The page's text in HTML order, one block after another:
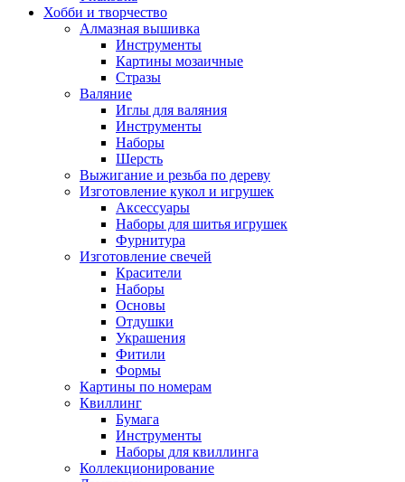
Хобби и творчество
Алмазная вышивка
Инструменты
Картины мозаичные
Стразы
Валяние
Иглы для валяния
Инструменты
Наборы
Шерсть
Выжигание и резьба по дереву
Изготовление кукол и игрушек
Аксессуары
Наборы для шитья игрушек
Фурнитура
Изготовление свечей
Красители
Наборы
Основы
Отдушки
Украшения
Фитили
Формы
Картины по номерам
Квиллинг
Бумага
Инструменты
Наборы для квиллинга
Коллекционирование